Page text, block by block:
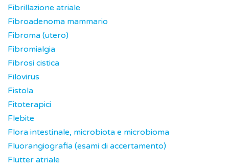
Fibrillazione atriale
Fibroadenoma mammario
Fibroma (utero)
Fibromialgia
Fibrosi cistica
Filovirus
Fistola
Fitoterapici
Flebite
Flora intestinale, microbiota e microbioma
Fluorangiografia (esami di accertamento)
Flutter atriale